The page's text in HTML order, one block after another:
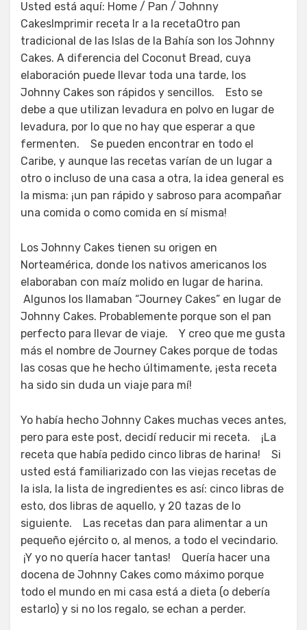
Usted está aquí: Home / Pan / Johnny
CakesImprimir receta Ir a la recetaOtro pan
tradicional de las Islas de la Bahía son los Johnny
Cakes. A diferencia del Coconut Bread, cuya
elaboración puede llevar toda una tarde, los
Johnny Cakes son rápidos y sencillos. Esto se
debe a que utilizan levadura en polvo en lugar de
levadura, por lo que no hay que esperar a que
fermenten. Se pueden encontrar en todo el
Caribe, y aunque las recetas varían de un lugar a
otro o incluso de una casa a otra, la idea general es
la misma: ¡un pan rápido y sabroso para acompañar
una comida o como comida en sí misma!
Los Johnny Cakes tienen su origen en
Norteamérica, donde los nativos americanos los
elaboraban con maíz molido en lugar de harina.
Algunos los llamaban “Journey Cakes” en lugar de
Johnny Cakes. Probablemente porque son el pan
perfecto para llevar de viaje. Y creo que me gusta
más el nombre de Journey Cakes porque de todas
las cosas que he hecho últimamente, ¡esta receta
ha sido sin duda un viaje para mí!
Yo había hecho Johnny Cakes muchas veces antes,
pero para este post, decidí reducir mi receta. ¡La
receta que había pedido cinco libras de harina! Si
usted está familiarizado con las viejas recetas de
la isla, la lista de ingredientes es así: cinco libras de
esto, dos libras de aquello, y 20 tazas de lo
siguiente. Las recetas dan para alimentar a un
pequeño ejército o, al menos, a todo el vecindario.
¡Y yo no quería hacer tantas! Quería hacer una
docena de Johnny Cakes como máximo porque
todo el mundo en mi casa está a dieta (o debería
estarlo) y si no los regalo, se echan a perder.